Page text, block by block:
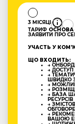
3 МІСЯЦІ
ТАРИФ ОСНОВА
ЗАЯВИТИ ПРО
УЧАСТЬ У
ЩО ВХОДИТЬ:
→
→ ДОСТУП
→
ШВИДКО
→
→
→ БАЗА
РЕСУРСІВ
→
→
ВАШОЮ